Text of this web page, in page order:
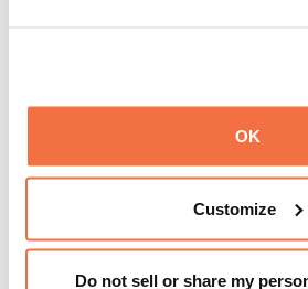
OK
Customize
Do not sell or share my